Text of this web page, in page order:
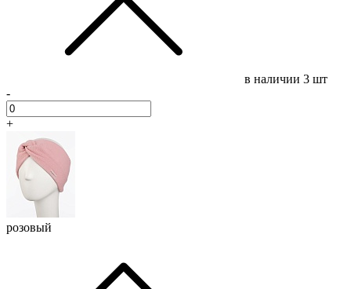
в наличии 3 шт
-
+
розовый